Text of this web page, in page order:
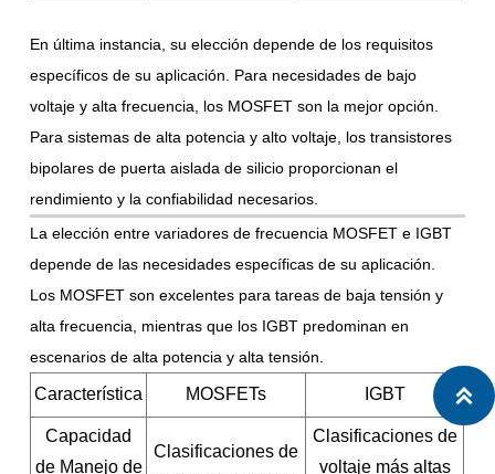
En última instancia, su elección depende de los requisitos
específicos de su aplicación. Para necesidades de bajo
voltaje y alta frecuencia, los MOSFET son la mejor opción.
Para sistemas de alta potencia y alto voltaje, los transistores
bipolares de puerta aislada de silicio proporcionan el
rendimiento y la confiabilidad necesarios.
La elección entre variadores de frecuencia MOSFET e IGBT
depende de las necesidades específicas de su aplicación.
Los MOSFET son excelentes para tareas de baja tensión y
alta frecuencia, mientras que los IGBT predominan en
escenarios de alta potencia y alta tensión.
Característica MOSFETs IGBT
Capacidad
de Manejo de
Clasificaciones de
Clasificaciones de
voltaje más altas
